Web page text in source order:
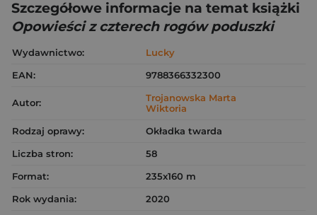
Szczegółowe informacje na temat książki
Opowieści z czterech rogów poduszki
Wydawnictwo:
Lucky
EAN:
9788366332300
Autor:
Trojanowska Marta
Wiktoria
Rodzaj oprawy:
Okładka twarda
Liczba stron:
58
Format:
235x160 m
Rok wydania:
2020